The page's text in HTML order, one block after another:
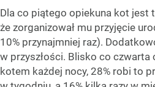
Dla co piątego opiekuna kot jest
że zorganizował mu przyjęcie
10% przynajmniej raz).
w przyszłości. Blisko co
kotem każdej nocy, 28% robi to